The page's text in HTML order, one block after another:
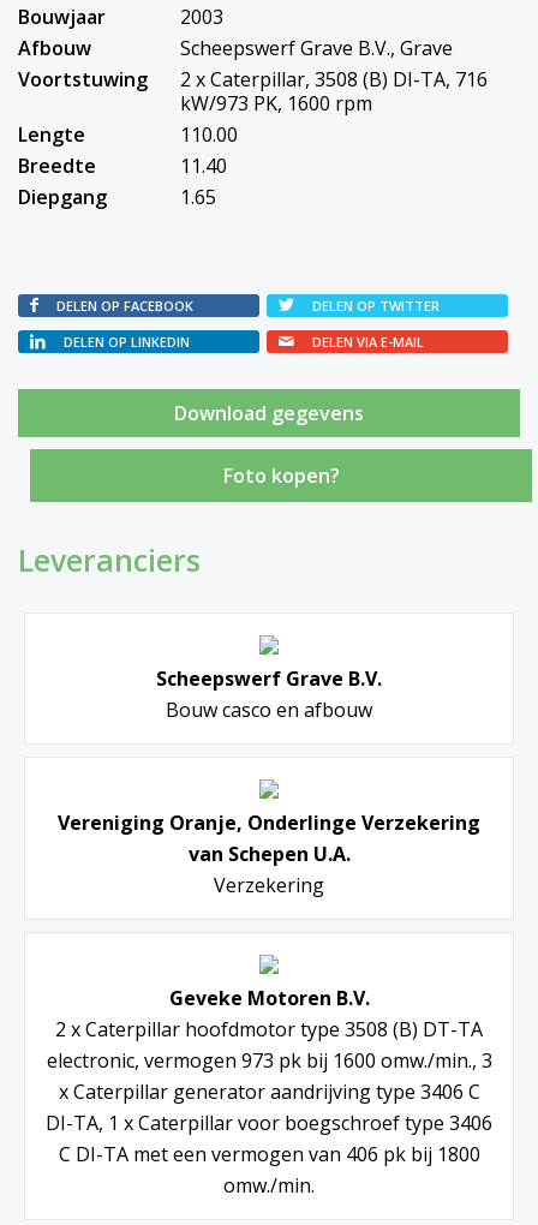
Bouwjaar
2003
Afbouw
Scheepswerf Grave B.V., Grave
Voortstuwing
2 x Caterpillar, 3508 (B) DI-TA, 716
kW/973 PK, 1600 rpm
Lengte
110.00
Breedte
11.40
Diepgang
1.65
DELEN OP FACEBOOK
DELEN OP TWITTER
DELEN OP LINKEDIN
DELEN VIA E-MAIL
Foto kopen?
Leveranciers
Scheepswerf Grave B.V.
Bouw casco en afbouw
Vereniging Oranje, Onderlinge Verzekering
van Schepen U.A.
Verzekering
Geveke Motoren B.V.
2 x Caterpillar hoofdmotor type 3508 (B) DT-TA
electronic, vermogen 973 pk bij 1600 omw./min., 3
x Caterpillar generator aandrijving type 3406 C
DI-TA, 1 x Caterpillar voor boegschroef type 3406
C DI-TA met een vermogen van 406 pk bij 1800
omw./min.